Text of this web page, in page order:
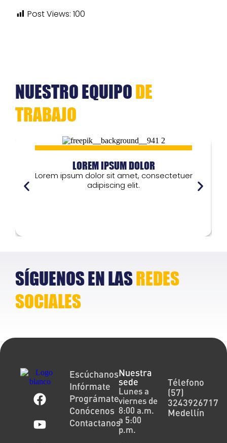
Post Views: 100
NUESTRO EQUIPODE
TRABAJO
LOREM IPSUM DOLOR
Lorem ipsum dolor sit amet, consectetuer
adipiscing elit.
SÍGUENOS EN LASREDES
SOCIALES
Escúchanos
Infórmate
Prográmate
Conócenos
Contactanos
Nuestra
sede
Lunes a
viernes de
8:00 a.m.
a 5:00
p.m.
Télefono
(57)
3243926717
Medellín